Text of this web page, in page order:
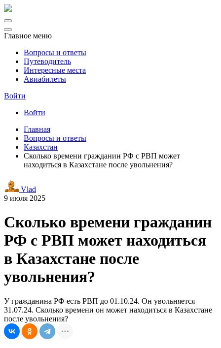
Главное меню
Вопросы и ответы
Путеводитель
Интересные места
Авиабилеты
Войти
Войти
Главная
Вопросы и ответы
Казахстан
Сколько времени гражданин РФ с РВП может
находиться в Казахстане после увольнения?
Vlad
9 июля 2025
Сколько времени гражданин
РФ с РВП может находиться
в Казахстане после
увольнения?
У гражданина РФ есть РВП до 01.10.24. Он увольняется
31.07.24. Сколько времени он может находиться в Казахстане
после увольнения?